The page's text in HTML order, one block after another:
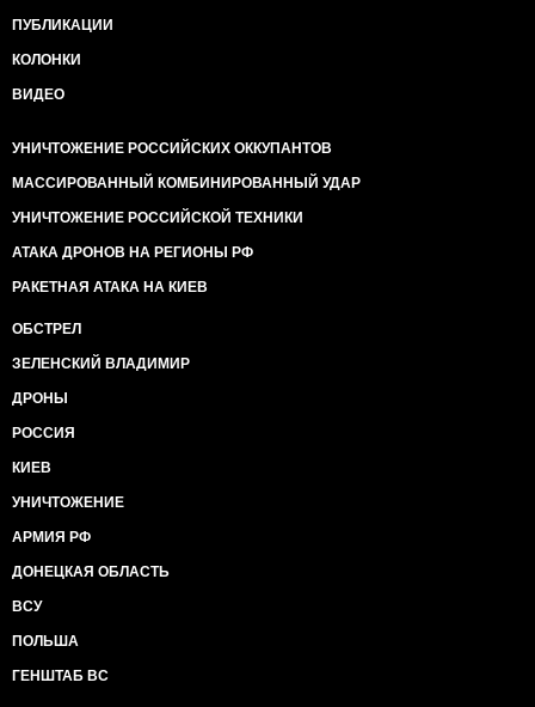
ПУБЛИКАЦИИ
КОЛОНКИ
ВИДЕО
УНИЧТОЖЕНИЕ РОССИЙСКИХ ОККУПАНТОВ
МАССИРОВАННЫЙ КОМБИНИРОВАННЫЙ УДАР
УНИЧТОЖЕНИЕ РОССИЙСКОЙ ТЕХНИКИ
АТАКА ДРОНОВ НА РЕГИОНЫ РФ
РАКЕТНАЯ АТАКА НА КИЕВ
ОБСТРЕЛ
ЗЕЛЕНСКИЙ ВЛАДИМИР
ДРОНЫ
РОССИЯ
КИЕВ
УНИЧТОЖЕНИЕ
АРМИЯ РФ
ДОНЕЦКАЯ ОБЛАСТЬ
ВСУ
ПОЛЬША
ГЕНШТАБ ВС